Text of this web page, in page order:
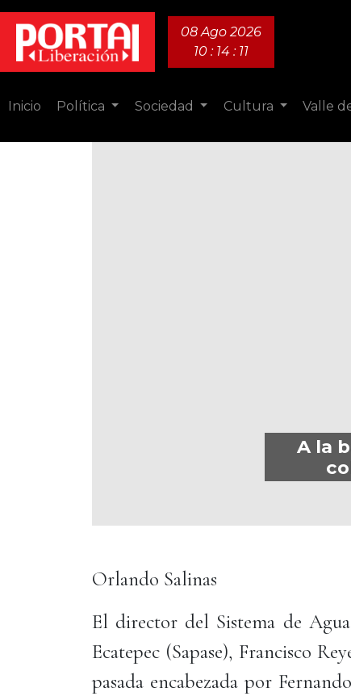
08 Ago 2026
10 : 14 : 13
Inicio Política Sociedad Cultura Valle
A la
Orlando Salinas
El director del Sistema de
Ecatepec (Sapase), Francisco
pasada encabezada por